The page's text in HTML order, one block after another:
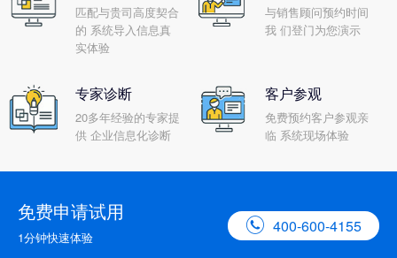
匹配与贵司高度契合
的 系统导入信息真
实体验
与销售顾问预约时间
我 们登门为您演示
专家诊断
20多年经验的专家提
供 企业信息化诊断
客户参观
免费预约客户参观亲
临 系统现场体验
免费申请试用
1分钟快速体验
 400-600-4155